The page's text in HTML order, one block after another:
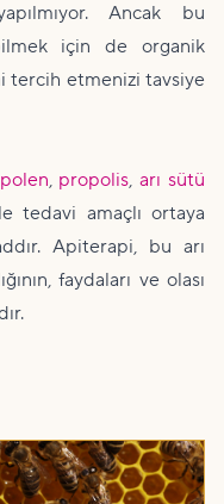
Ancak bu
için de organik
tercih etmenizi tavsiye
polen, propolis,arı sütü
tedavi amaçlı ortaya
Apiterapi, bu arı
faydaları ve olası